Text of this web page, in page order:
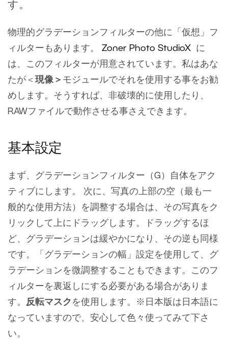
す。
物理的グラデーションフィルターの他に「仮想」フ
ィルターもあります。
Zoner Photo StudioX
に
は、このフィルターが用意されています。私はあな
たが＜ 現像＞ モジュールでそれを使用する事をお勧
めします。そうすれば、非破壊的に使用したり、
RAWファイルで動作させる事さえできます。
基本設定
まず、グラデーションフィルター（G）自体をアク
ティブにします。 次に、写真の上部の空（最も一
般的な使用方法）を調整する場合は、その写真をク
リックして上にドラッグします。ドラッグするほ
ど、グラデーションは緩やかになり、その逆も同様
です。「グラデーションの幅」設定を使用して、グ
ラデーションを微調整することもできます。このフ
ィルターを裏返しにする必要がある場合がありま
す。
反転マスク を使用します。※日本版は日本語に
なっていますので、安心して色々使ってみて下さ
い。